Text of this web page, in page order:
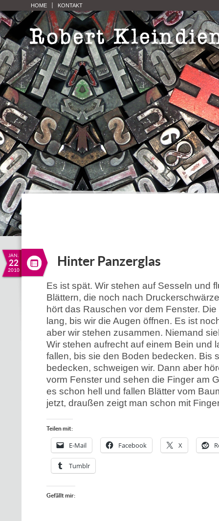
HOME KONTAKT
JAN.
22
2010
Hinter Panzerglas
Es ist spät. Wir stehen auf Sesseln und
Blättern, die noch nach
hört das Rauschen vor dem Fenster.
lang, bis wir die Augen öffnen. Es ist
aber wir stehen zusammen. Niemand
Wir stehen aufrecht auf einem Bein und
fallen, bis sie den Boden bedecken. Bis
bedecken, schweigen wir. Dann aber
vorm Fenster und sehen die Finger am
es schon hell und fallen Blätter vom
jetzt, draußen zeigt man schon mit
Teilen mit:
E-Mail Facebook X
Tumblr
Gefällt mir: